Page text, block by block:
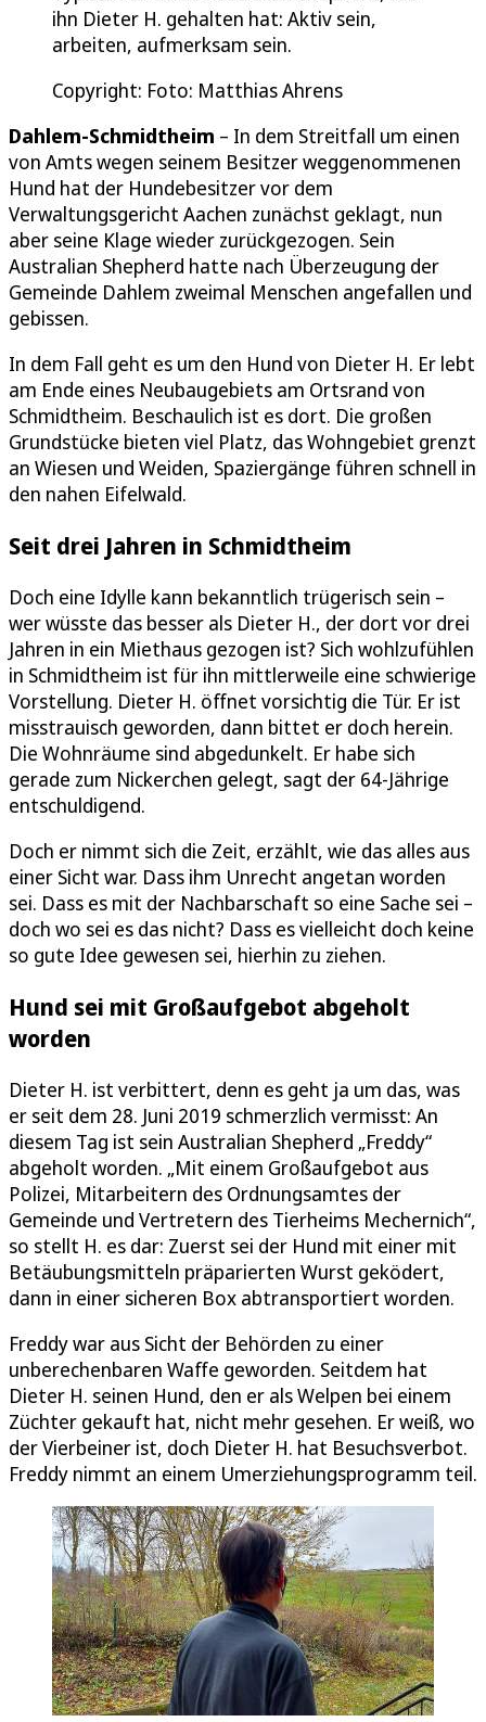
ihn Dieter H. gehalten hat: Aktiv sein,
arbeiten, aufmerksam sein.
Copyright: Foto: Matthias Ahrens
Dahlem-Schmidtheim – In dem Streitfall um einen
von Amts wegen seinem Besitzer weggenommenen
Hund hat der Hundebesitzer vor dem
Verwaltungsgericht Aachen zunächst geklagt, nun
aber seine Klage wieder zurückgezogen. Sein
Australian Shepherd hatte nach Überzeugung der
Gemeinde Dahlem zweimal Menschen angefallen und
gebissen.
In dem Fall geht es um den Hund von Dieter H. Er lebt
am Ende eines Neubaugebiets am Ortsrand von
Schmidtheim. Beschaulich ist es dort. Die großen
Grundstücke bieten viel Platz, das Wohngebiet grenzt
an Wiesen und Weiden, Spaziergänge führen schnell in
den nahen Eifelwald.
Seit drei Jahren in Schmidtheim
Doch eine Idylle kann bekanntlich trügerisch sein –
wer wüsste das besser als Dieter H., der dort vor drei
Jahren in ein Miethaus gezogen ist? Sich wohlzufühlen
in Schmidtheim ist für ihn mittlerweile eine schwierige
Vorstellung. Dieter H. öffnet vorsichtig die Tür. Er ist
misstrauisch geworden, dann bittet er doch herein.
Die Wohnräume sind abgedunkelt. Er habe sich
gerade zum Nickerchen gelegt, sagt der 64-Jährige
entschuldigend.
Doch er nimmt sich die Zeit, erzählt, wie das alles aus
einer Sicht war. Dass ihm Unrecht angetan worden
sei. Dass es mit der Nachbarschaft so eine Sache sei –
doch wo sei es das nicht? Dass es vielleicht doch keine
so gute Idee gewesen sei, hierhin zu ziehen.
Hund sei mit Großaufgebot abgeholt
worden
Dieter H. ist verbittert, denn es geht ja um das, was
er seit dem 28. Juni 2019 schmerzlich vermisst: An
diesem Tag ist sein Australian Shepherd „Freddy“
abgeholt worden. „Mit einem Großaufgebot aus
Polizei, Mitarbeitern des Ordnungsamtes der
Gemeinde und Vertretern des Tierheims Mechernich“,
so stellt H. es dar: Zuerst sei der Hund mit einer mit
Betäubungsmitteln präparierten Wurst geködert,
dann in einer sicheren Box abtransportiert worden.
Freddy war aus Sicht der Behörden zu einer
unberechenbaren Waffe geworden. Seitdem hat
Dieter H. seinen Hund, den er als Welpen bei einem
Züchter gekauft hat, nicht mehr gesehen. Er weiß, wo
der Vierbeiner ist, doch Dieter H. hat Besuchsverbot.
Freddy nimmt an einem Umerziehungsprogramm teil.